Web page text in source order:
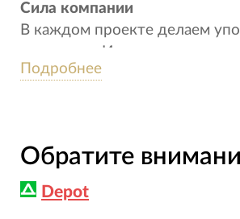
Сила компании
В каждом проекте делаем
маркетинг. Исследование,
прототипирование, дизайн –
адаптируем под это проект.
Также поддерживаем
Подробнее
Обратите
Depot